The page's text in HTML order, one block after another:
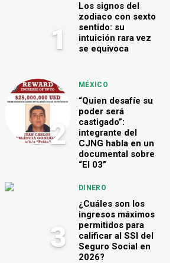
1
Los signos del
zodiaco con sexto
sentido: su
intuición rara vez
se equivoca
2
MÉXICO
“Quien desafíe su
poder será
castigado”:
integrante del
CJNG habla en un
documental sobre
“El 03”
3
DINERO
¿Cuáles son los
ingresos máximos
permitidos para
calificar al SSI del
Seguro Social en
2026?